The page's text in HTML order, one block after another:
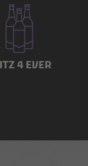
4 EVER